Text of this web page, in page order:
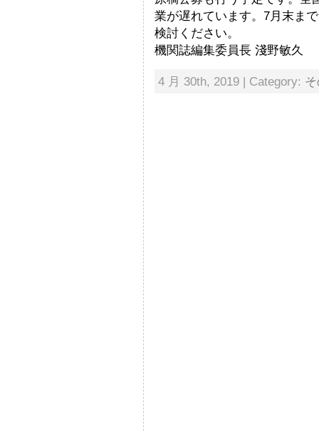
業が遅れています。7月末ま
検討ください。
機関誌編集委員長 淺野敏久
4 月 30th, 2019 | Category: